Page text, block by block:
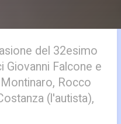
del 32esimo
Giovanni Falcone e
Rocco
(l'autista),